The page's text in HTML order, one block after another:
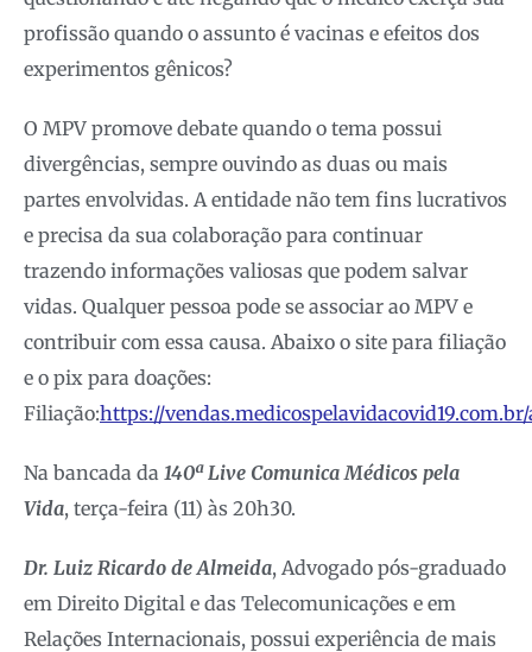
profissão quando o assunto é vacinas e efeitos dos
experimentos gênicos?
O MPV promove debate quando o tema possui
divergências, sempre ouvindo as duas ou mais
partes envolvidas. A entidade não tem fins lucrativos
e precisa da sua colaboração para continuar
trazendo informações valiosas que podem salvar
vidas. Qualquer pessoa pode se associar ao MPV e
contribuir com essa causa. Abaixo o site para filiação
e o pix para doações:
Filiação:https://vendas.medicospelavidacovid19.com.br/
Na bancada da 140ª Live Comunica Médicos pela
Vida, terça-feira (11) às 20h30.
Dr. Luiz Ricardo de Almeida, Advogado pós-graduado
em Direito Digital e das Telecomunicações e em
Relações Internacionais, possui experiência de mais